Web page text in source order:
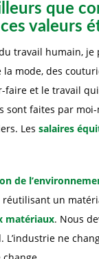
que
valeurs
travail humain,
mode, des
et le travail
sont faites par
Les salaires
de
réutilisant un
matériaux. Nous
ne